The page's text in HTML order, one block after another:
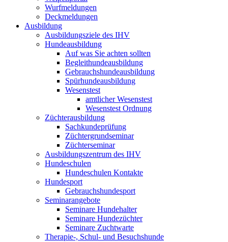
Wurfmeldungen
Deckmeldungen
Ausbildung
Ausbildungsziele des IHV
Hundeausbildung
Auf was Sie achten sollten
Begleithundeausbildung
Gebrauchshundeausbildung
Spürhundeausbildung
Wesenstest
amtlicher Wesenstest
Wesenstest Ordnung
Züchterausbildung
Sachkundeprüfung
Züchtergrundseminar
Züchterseminar
Ausbildungszentrum des IHV
Hundeschulen
Hundeschulen Kontakte
Hundesport
Gebrauchshundesport
Seminarangebote
Seminare Hundehalter
Seminare Hundezüchter
Seminare Zuchtwarte
Therapie-, Schul- und Besuchshunde